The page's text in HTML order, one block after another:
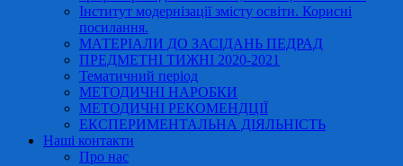
Інститут модернізації змісту освіти. Корисні
посилання.
МАТЕРІАЛИ ДО ЗАСІДАНЬ ПЕДРАД
ПРЕДМЕТНІ ТИЖНІ 2020-2021
Тематичний період
МЕТОДИЧНІ НАРОБКИ
МЕТОДИЧНІ РЕКОМЕНДЦІЇ
ЕКСПЕРИМЕНТАЛЬНА ДІЯЛЬНІСТЬ
Наші контакти
Про нас